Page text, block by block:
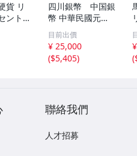
貨 リ
ント
ト 外
銭 コ
四川銀幣 中国銀
幣 中華民國元年
軍政府造 壹圓 古
銭 銀貨 アンティ
ーク
目前出價
¥ 25,000
($5,405)
(
聯絡我們
人才招募